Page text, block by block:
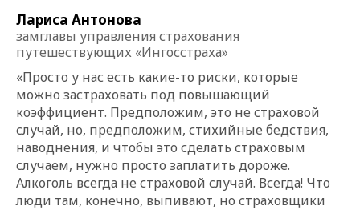
Лариса Антонова
замглавы управления страхования
путешествующих «Ингосстраха»
«Просто у нас есть какие-то риски, которые
можно застраховать под повышающий
коэффициент. Предположим, это не страховой
случай, но, предположим, стихийные бедствия,
наводнения, и чтобы это сделать страховым
случаем, нужно просто заплатить дороже.
Алкоголь всегда не страховой случай. Всегда! Что
люди там, конечно, выпивают, но страховщики